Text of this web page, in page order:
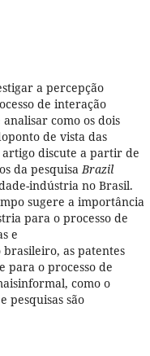
a percepção
de interação
como os dois
de vista das
artigo discute a partir de
da pesquisaBrazil
indústria no Brasil.
sugere a importância
para o processo de
e
as patentes
para o processo de
como o
pesquisas são